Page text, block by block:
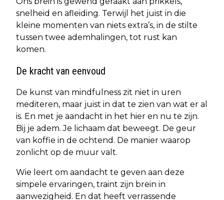
snelheid en afleiding. Terwijl het juist in die
kleine momenten van niets extra’s, in de stilte
tussen twee ademhalingen, tot rust kan
komen.
De kracht van eenvoud
De kunst van mindfulness zit niet in uren
mediteren, maar juist in dat te zien van wat er al
is. En met je aandacht in het hier en nu te zijn.
Bij je adem. Je lichaam dat beweegt. De geur
van koffie in de ochtend. De manier waarop
zonlicht op de muur valt.
Wie leert om aandacht te geven aan deze
simpele ervaringen, traint zijn brein in
aanwezigheid. En dat heeft verrassende